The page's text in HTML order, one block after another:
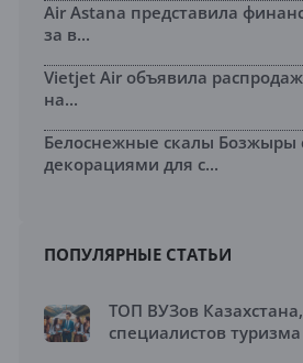
Air Astana представила
за в...
Vietjet Air объявила
на...
Белоснежные скалы Бозжыры
декорациями для с...
ПОПУЛЯРНЫЕ СТАТЬИ
ТОП ВУЗов
специалистов туризма